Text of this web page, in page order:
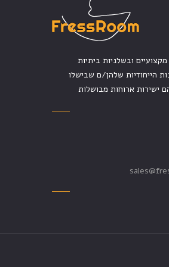
ובשלניות ביתיות
הייחודיות שלהן/ם שבישלו
ישירות ארוחות מבושלות